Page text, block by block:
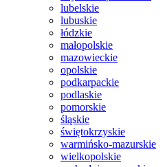
lubelskie
lubuskie
łódzkie
małopolskie
mazowieckie
opolskie
podkarpackie
podlaskie
pomorskie
śląskie
świętokrzyskie
warmińsko-mazurskie
wielkopolskie